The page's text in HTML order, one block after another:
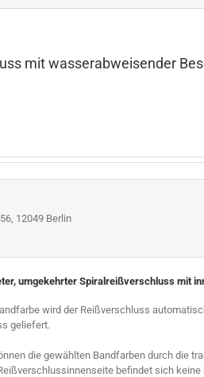
mit wasserabweisender
12049 Berlin
umgekehrter Spiralreißverschluss mit
wird der Reißverschluss
geliefert.
die gewählten Bandfarben durch die
befindet sich